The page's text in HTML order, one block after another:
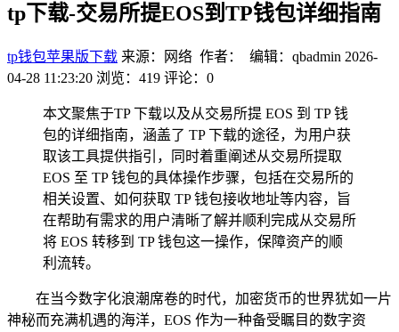
tp下载-交易所提EOS到TP钱包详细指南
tp钱包苹果版下载 来源：网络 作者： 编辑：qbadmin 2026-
04-28 11:23:20 浏览：419 评论：0
本文聚焦于TP 下载以及从交易所提 EOS 到 TP 钱
包的详细指南，涵盖了 TP 下载的途径，为用户获
取该工具提供指引，同时着重阐述从交易所提取
EOS 至 TP 钱包的具体操作步骤，包括在交易所的
相关设置、如何获取 TP 钱包接收地址等内容，旨
在帮助有需求的用户清晰了解并顺利完成从交易所
将 EOS 转移到 TP 钱包这一操作，保障资产的顺
利流转。
在当今数字化浪潮席卷的时代，加密货币的世界犹如一片
神秘而充满机遇的海洋，EOS 作为一种备受瞩目的数字资